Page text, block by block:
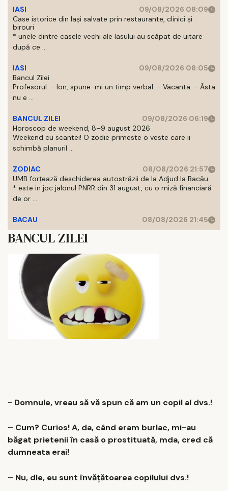
IASI
09/08/2026 08:09
Case istorice din Iași salvate prin restaurante, clinici și
birouri
* unele dintre casele vechi ale Iasului au scăpat de uitare
după ce ...
IASI
09/08/2026 08:05
Bancul Zilei
Profesorul: - Ion, spune-mi un timp verbal. - Vacanta. - Ăsta
nu e ...
BANCUL ZILEI
09/08/2026 06:19
Horoscop de weekend, 8–9 august 2026
Weekend cu scantei! O zodie primeste o veste care ii
schimbă planuril ...
ZODIAC
08/08/2026 21:57
UMB forțează deschiderea autostrăzii de la Adjud la Bacău
* este in joc jalonul PNRR din 31 august, cu o miză financiară
de or ...
BACAU 08/08/2026 21:45
BANCUL ZILEI
- Domnule, vreau să vă spun că am un copil al dvs.!
– Cum? Curios! A, da, când eram burlac, mi-au
băgat prietenii în casă o prostituată, mda, cred că
dumneata erai!
– Nu, dle, eu sunt învăţătoarea copilului dvs.!